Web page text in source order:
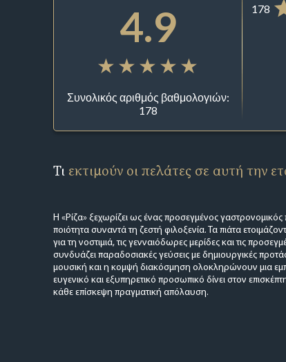
4.9
Συνολικός αριθμός βαθμολογιών:
178
178
Τι εκτιμούν οι πελάτες σε αυτή την
Η «Ρίζα» ξεχωρίζει ως ένας προσεγμένος
ποιότητα συναντά τη ζεστή φιλοξενία. Τα πιάτα
για τη νοστιμιά, τις γενναιόδωρες μερίδες και τις
συνδυάζει παραδοσιακές γεύσεις με δημιουργικές
μουσική και η κομψή διακόσμηση ολοκληρώνουν μια
ευγενικό και εξυπηρετικό προσωπικό δίνει στον
κάθε επίσκεψη πραγματική απόλαυση.